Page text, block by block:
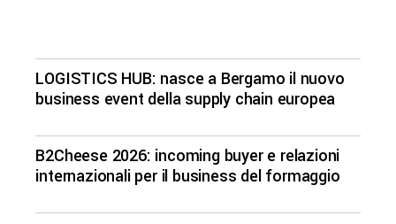
LOGISTICS HUB: nasce a Bergamo il nuovo
business event della supply chain europea
B2Cheese 2026: incoming buyer e relazioni
internazionali per il business del formaggio